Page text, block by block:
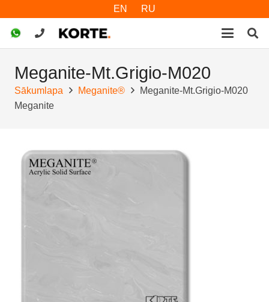
EN RU
Meganite-Mt.Grigio-M020
Sākumlapa Meganite®
Meganite-Mt.Grigio-M020
Meganite